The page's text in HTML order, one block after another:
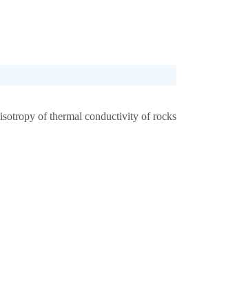
of thermal conductivity of rocks